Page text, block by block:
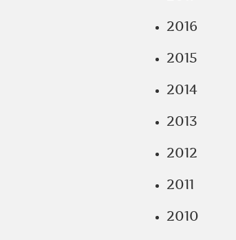
2016
2015
2014
2013
2012
2011
2010